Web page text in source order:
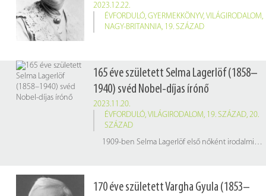
2023.12.22.
ÉVFORDULÓ, GYERMEKKÖNYV, VILÁGIRODALOM,
NAGY-BRITANNIA, 19. SZÁZAD
165 éve született Selma Lagerlöf (1858–
1940) svéd Nobel-díjas írónő
2023.11.20.
ÉVFORDULÓ, VILÁGIRODALOM, 19. SZÁZAD, 20.
SZÁZAD
1909-ben Selma Lagerlöf első nőként irodalmi Nobel-díjat kapott
170 éve született Vargha Gyula (1853–